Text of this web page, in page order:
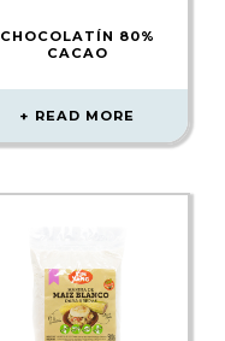
CHOCOLATÍN 80%
CACAO
READ MORE